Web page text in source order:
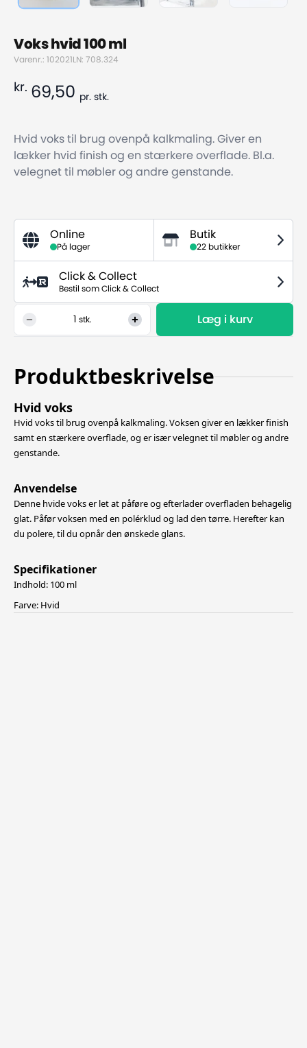
Voks hvid 100 ml
Varenr.: 102021 LN: 708.324
kr. 69,50 pr. stk.
Hvid voks til brug ovenpå kalkmaling. Giver en
lækker hvid finish og en stærkere overflade. Bl.a.
velegnet til møbler og andre genstande.
Online
På lager
Butik
22 butikker
Click & Collect
Bestil som Click & Collect
stk. Læg i kurv
Produktbeskrivelse
Hvid voks
Hvid voks til brug ovenpå kalkmaling. Voksen giver en lækker finish
samt en stærkere overflade, og er især velegnet til møbler og andre
genstande.
Anvendelse
Denne hvide voks er let at påføre og efterlader overfladen behagelig
glat. Påfør voksen med en polérklud og lad den tørre. Herefter kan
du polere, til du opnår den ønskede glans.
Specifikationer
Indhold: 100 ml
Farve: Hvid